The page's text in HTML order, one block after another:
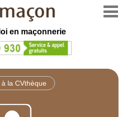
en maçonnerie
la CVthèque